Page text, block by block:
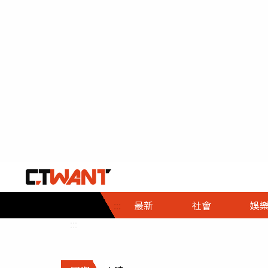
::: 最新 社會
社會首頁
時事
調查
娛樂
娛樂首頁
即時
財經首頁
熱線
政